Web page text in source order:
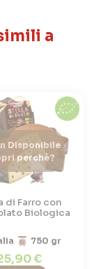
a
Disponibile
perchè?
di Farro con
Biologica
750 gr
€